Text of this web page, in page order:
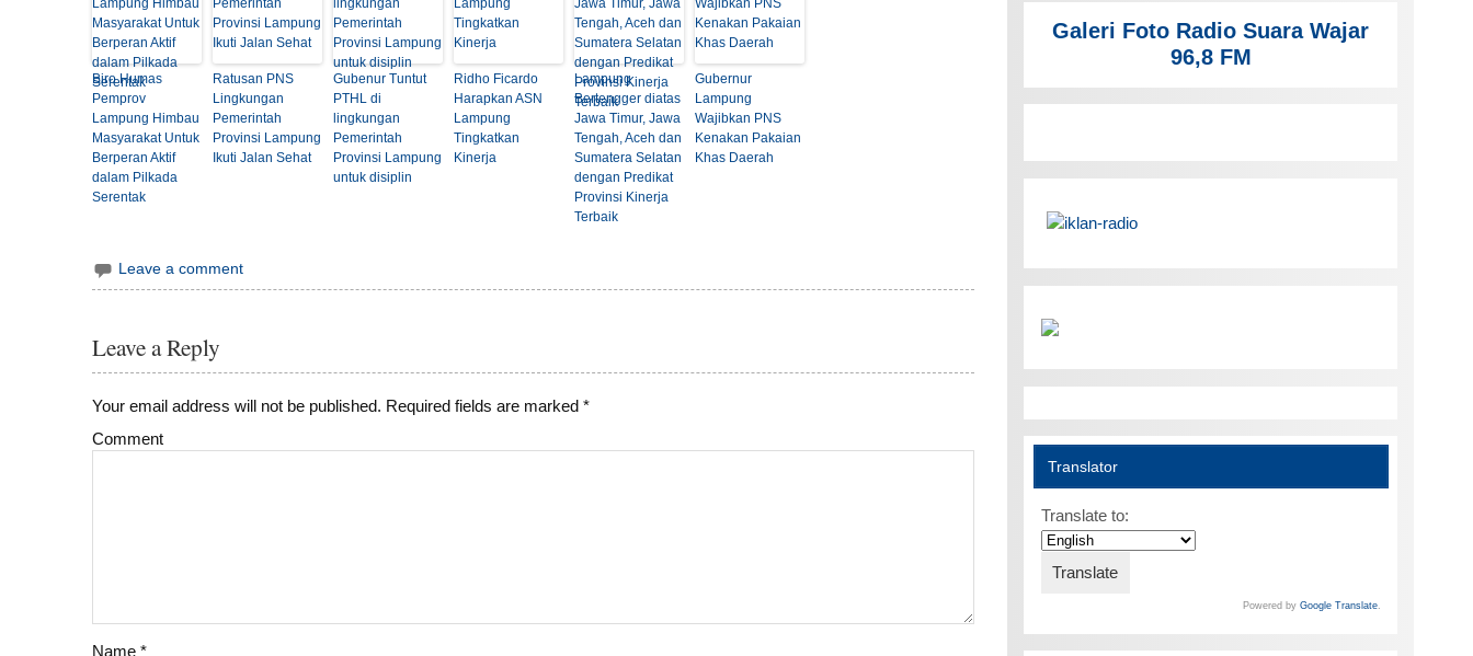
Biro Humas
Pemprov
Lampung Himbau
Masyarakat Untuk
Berperan Aktif
dalam Pilkada
Serentak
Ratusan PNS
Lingkungan
Pemerintah
Provinsi Lampung
Ikuti Jalan Sehat
Gubenur Tuntut
PTHL di
lingkungan
Pemerintah
Provinsi Lampung
untuk disiplin
Ridho Ficardo
Harapkan ASN
Lampung
Tingkatkan
Kinerja
Lampung
Bertengger diatas
Jawa Timur, Jawa
Tengah, Aceh dan
Sumatera Selatan
dengan Predikat
Provinsi Kinerja
Terbaik
Gubernur
Lampung
Wajibkan PNS
Kenakan Pakaian
Khas Daerah
Leave a comment
Leave a Reply
Your email address will not be published. Required fields are marked*
Comment
Name*
Galeri Foto Radio Suara Wajar
96,8 FM
Translator
Translate to:
Powered by Google Translate.